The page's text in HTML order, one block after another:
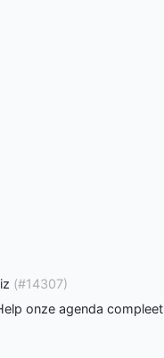
(#14307)
onze agenda